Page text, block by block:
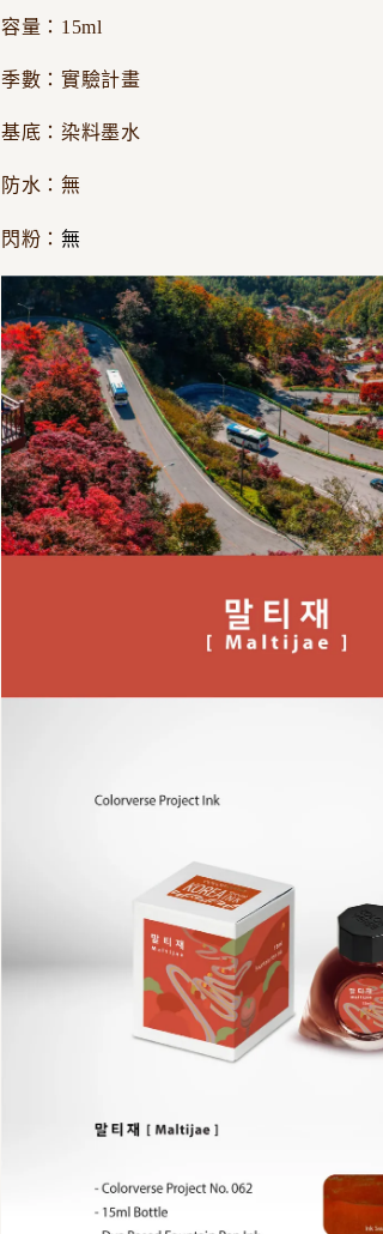
容量：15ml
季數：實驗計畫
基底：染料墨水
防水：無
閃粉： 無